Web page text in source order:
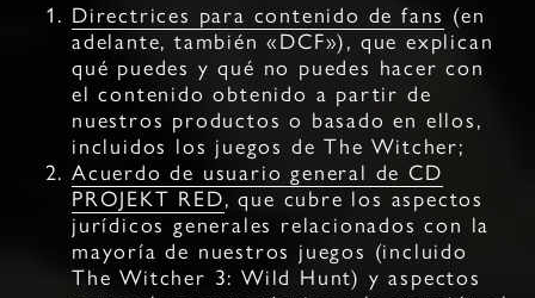
Directrices para contenido de fans (en
adelante, también «DCF»), que explican
qué puedes y qué no puedes hacer con
el contenido obtenido a partir de
nuestros productos o basado en ellos,
incluidos los juegos de The Witcher;
Acuerdo de usuario general de CD
PROJEKT RED, que cubre los aspectos
jurídicos generales relacionados con la
mayoría de nuestros juegos (incluido
The Witcher 3: Wild Hunt) y aspectos